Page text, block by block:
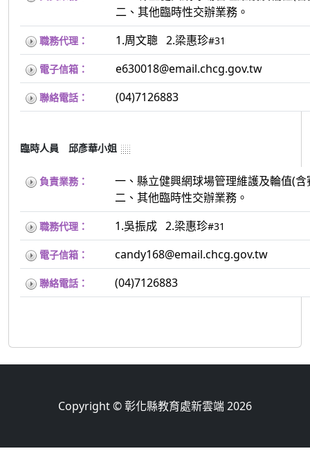
二、其他臨時性交辦業務。
職務代理： 1.周文聰 2.梁惠珍#31
電子信箱： e630018@email.chcg.gov.tw
聯絡電話： (04)7126883
臨時人員 邱彥華小姐
負責業務：
一、縣立健興網球場管理維護及輪值(
二、其他臨時性交辦業務。
職務代理： 1.吳振成 2.梁惠珍#31
電子信箱： candy168@email.chcg.gov.tw
聯絡電話： (04)7126883
Copyright © 彰化縣教育處新雲端 2026